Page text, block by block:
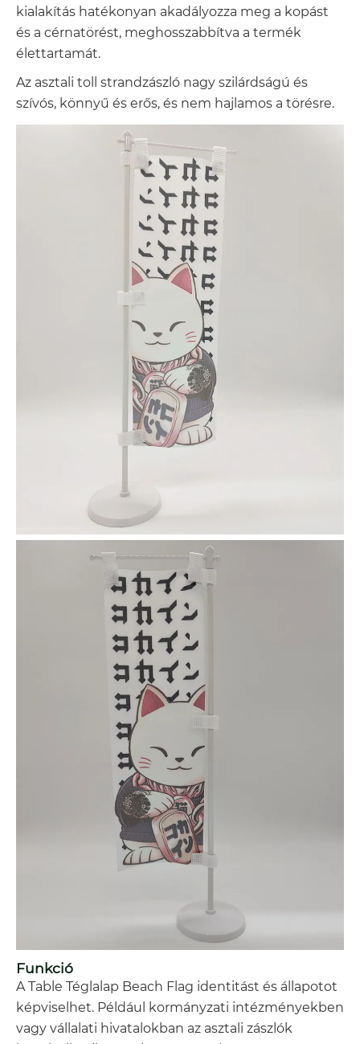
kialakítás hatékonyan akadályozza meg a kopást
és a cérnatörést, meghosszabbítva a termék
élettartamát.
Az asztali toll strandzászló nagy szilárdságú és
szívós, könnyű és erős, és nem hajlamos a törésre.
Funkció
A Table Téglalap Beach Flag identitást és állapotot
képviselhet. Például kormányzati intézményekben
vagy vállalati hivatalokban az asztali zászlók